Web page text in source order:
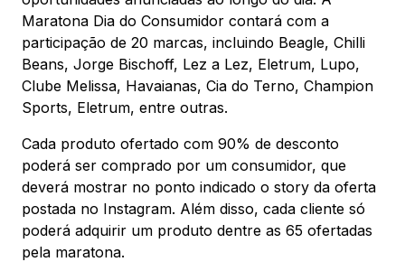
Vitrine virtual
Maratona Dia do Consumidor contará com a
participação de 20 marcas, incluindo Beagle, Chilli
Beans, Jorge Bischoff, Lez a Lez, Eletrum, Lupo,
Clube Melissa, Havaianas, Cia do Terno, Champion
Sports, Eletrum, entre outras.
Cada produto ofertado com 90% de desconto
poderá ser comprado por um consumidor, que
deverá mostrar no ponto indicado o story da oferta
postada no Instagram. Além disso, cada cliente só
poderá adquirir um produto dentre as 65 ofertadas
pela maratona.